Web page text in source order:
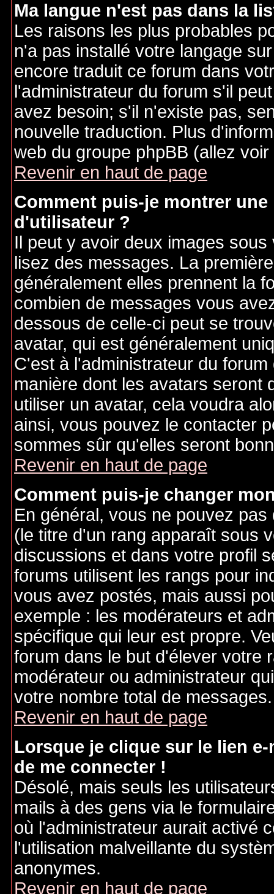
Ma langue n'est pas dans la
Les raisons les plus probables
n'a pas installé votre langage
encore traduit ce forum dans
l'administrateur du forum s'il
avez besoin; s'il n'existe pas,
nouvelle traduction. Plus
web du groupe phpBB (allez
Revenir en haut de page
Comment puis-je montrer
d'utilisateur ?
Il peut y avoir deux images
lisez des messages. La
généralement elles prennent la
combien de messages vous
dessous de celle-ci peut se
avatar, qui est généralement
C'est à l'administrateur du
manière dont les avatars seront
utiliser un avatar, cela voudra
ainsi, vous pouvez le contacter
sommes sûr qu'elles seront
Revenir en haut de page
Comment puis-je changer
En général, vous ne pouvez
(le titre d'un rang apparaît sous
discussions et dans votre profil
forums utilisent les rangs pour
vous avez postés, mais aussi
exemple : les modérateurs et
spécifique qui leur est propre.
forum dans le but d'élever votre
modérateur ou administrateur
votre nombre total de messages.
Revenir en haut de page
Lorsque je clique sur le lien
de me connecter !
Désolé, mais seuls les
mails à des gens via le
où l'administrateur aurait activé
l'utilisation malveillante du
anonymes.
Revenir en haut de page